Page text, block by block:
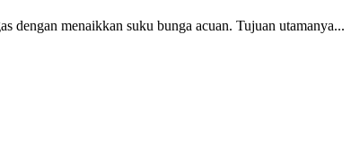
dengan menaikkan suku bunga acuan. Tujuan utamanya...